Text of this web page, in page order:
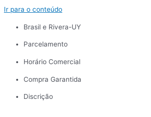
Ir para o conteúdo
Brasil e Rivera-UY
Parcelamento
Horário Comercial
Compra Garantida
Discrição